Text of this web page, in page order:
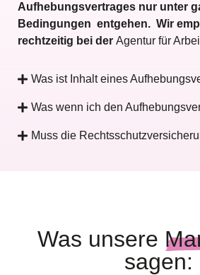
Aufhebungsvertrages nur unter
Bedingungen entgehen. Wir
rechtzeitig bei der Agentur für
Was ist Inhalt eines
Was wenn ich den
Muss die
Was unsere
sagen: